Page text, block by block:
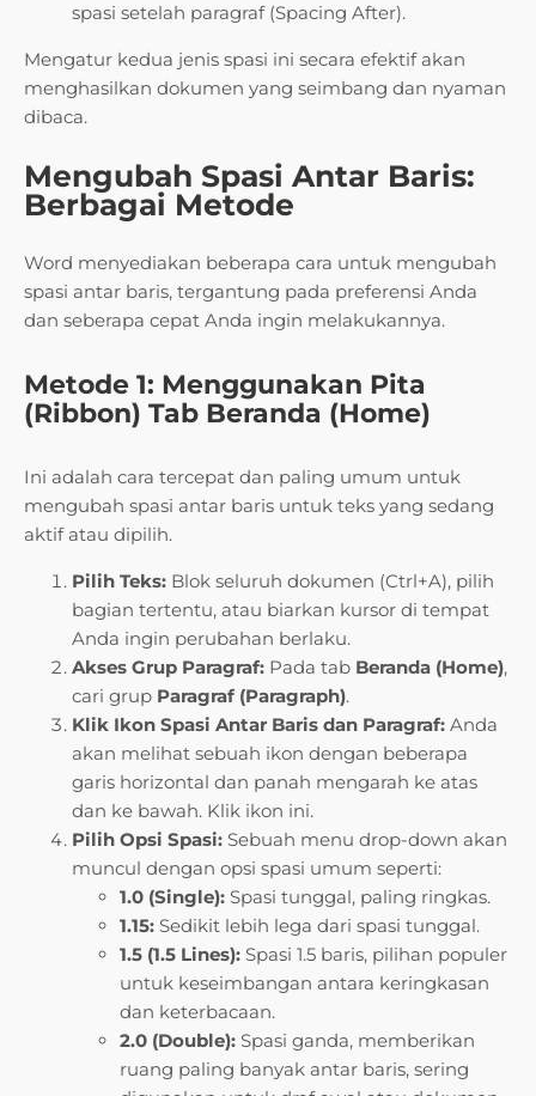
spasi setelah paragraf (Spacing After).
Mengatur kedua jenis spasi ini secara efektif akan
menghasilkan dokumen yang seimbang dan nyaman
dibaca.
Mengubah Spasi Antar Baris:
Berbagai Metode
Word menyediakan beberapa cara untuk mengubah
spasi antar baris, tergantung pada preferensi Anda
dan seberapa cepat Anda ingin melakukannya.
Metode 1: Menggunakan Pita
(Ribbon) Tab Beranda (Home)
Ini adalah cara tercepat dan paling umum untuk
mengubah spasi antar baris untuk teks yang sedang
aktif atau dipilih.
Pilih Teks: Blok seluruh dokumen (Ctrl+A), pilih
bagian tertentu, atau biarkan kursor di tempat
Anda ingin perubahan berlaku.
Akses Grup Paragraf: Pada tab Beranda (Home),
cari grup Paragraf (Paragraph).
Klik Ikon Spasi Antar Baris dan Paragraf: Anda
akan melihat sebuah ikon dengan beberapa
garis horizontal dan panah mengarah ke atas
dan ke bawah. Klik ikon ini.
Pilih Opsi Spasi: Sebuah menu drop-down akan
muncul dengan opsi spasi umum seperti:
1.0 (Single): Spasi tunggal, paling ringkas.
1.15: Sedikit lebih lega dari spasi tunggal.
1.5 (1.5 Lines): Spasi 1.5 baris, pilihan populer
untuk keseimbangan antara keringkasan
dan keterbacaan.
2.0 (Double): Spasi ganda, memberikan
ruang paling banyak antar baris, sering